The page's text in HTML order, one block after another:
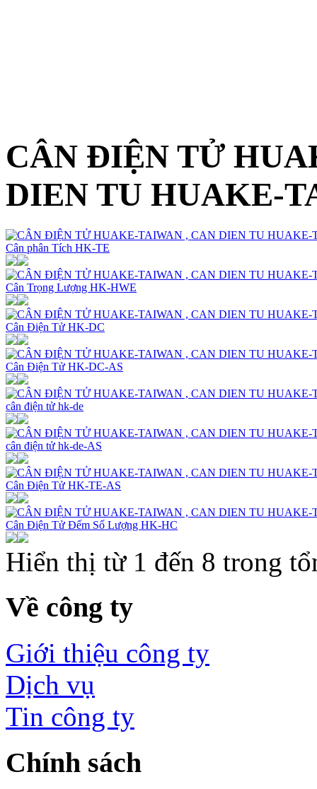
CÂN ĐIỆN TỬ
DIEN TU HUAKE-
Cân phân Tích HK-TE
Cân Trọng Lượng HK-HWE
Cân Điện Tử HK-DC
Cân Điện Tử HK-DC-AS
cân điện tử hk-de
cân điện tử hk-de-AS
Cân Điện Tử HK-TE-AS
Cân Điện Tử Đếm Số Lượng HK-HC
Hiển thị từ 1 đến 8 trong
Về công ty
Giới thiệu công ty
Dịch vụ
Tin công ty
Chính sách